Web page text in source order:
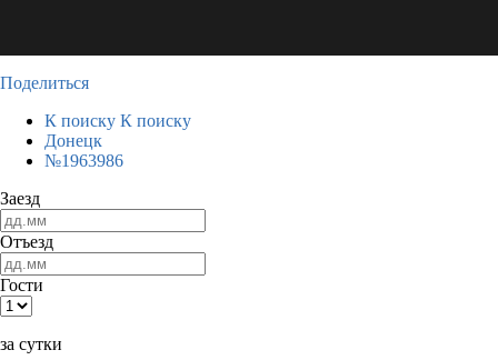
Поделиться
К поиску К поиску
Донецк
№1963986
Заезд
Отъезд
Гости
за сутки